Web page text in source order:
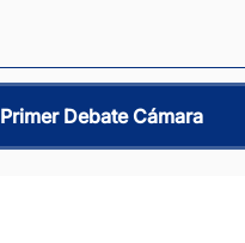
Primer Debate Cámara